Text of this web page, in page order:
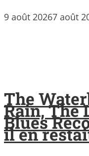
9 août 20267 août
The
Rain, The
Blues
il en